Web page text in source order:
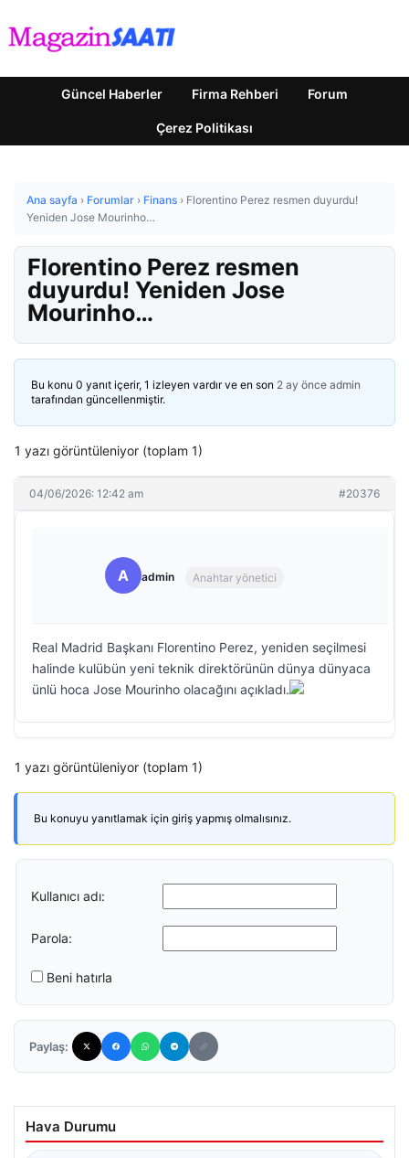
Güncel Haberler Firma Rehberi Forum
Çerez Politikası
Ana sayfa › Forumlar › Finans › Florentino Perez resmen duyurdu!
Yeniden Jose Mourinho…
Florentino Perez resmen
duyurdu! Yeniden Jose
Mourinho…
Bu konu 0 yanıt içerir, 1 izleyen vardır ve en son 2 ay önce admin
tarafından güncellenmiştir.
1 yazı görüntüleniyor (toplam 1)
04/06/2026: 12:42 am #20376
A admin Anahtar yönetici
Real Madrid Başkanı Florentino Perez, yeniden seçilmesi
halinde kulübün yeni teknik direktörünün dünya dünyaca
ünlü hoca Jose Mourinho olacağını açıkladı.
1 yazı görüntüleniyor (toplam 1)
Bu konuyu yanıtlamak için giriş yapmış olmalısınız.
Kullanıcı adı:
Parola:
Beni hatırla
Paylaş:
Hava Durumu